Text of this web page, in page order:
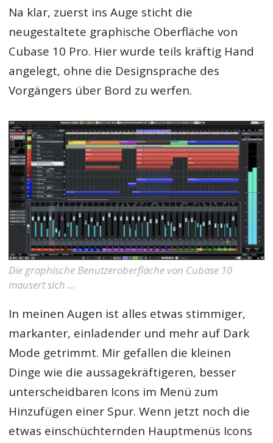
Na klar, zuerst ins Auge sticht die
neugestaltete graphische Oberfläche von
Cubase 10 Pro. Hier wurde teils kräftig Hand
angelegt, ohne die Designsprache des
Vorgängers über Bord zu werfen.
Die graphische Benutzeroberfläche von Cubase 10
mausert sich …
In meinen Augen ist alles etwas stimmiger,
markanter, einladender und mehr auf Dark
Mode getrimmt. Mir gefallen die kleinen
Dinge wie die aussagekräftigeren, besser
unterscheidbaren Icons im Menü zum
Hinzufügen einer Spur. Wenn jetzt noch die
etwas einschüchternden Hauptmenüs Icons